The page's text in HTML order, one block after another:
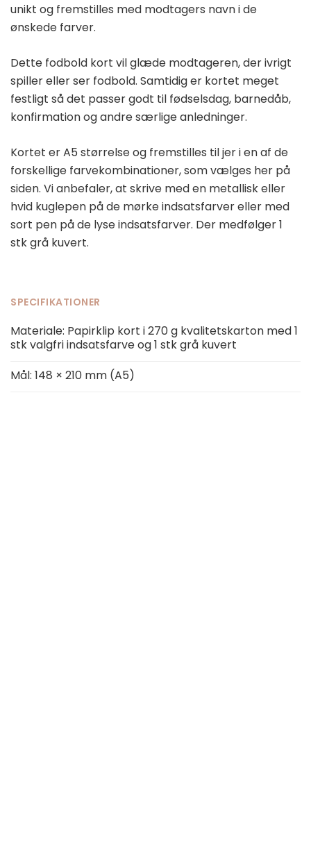
unikt og fremstilles med modtagers navn i de
ønskede farver.
Dette fodbold kort vil glæde modtageren, der ivrigt
spiller eller ser fodbold. Samtidig er kortet meget
festligt så det passer godt til fødselsdag, barnedåb,
konfirmation og andre særlige anledninger.
Kortet er A5 størrelse og fremstilles til jer i en af de
forskellige farvekombinationer, som vælges her på
siden. Vi anbefaler, at skrive med en metallisk eller
hvid kuglepen på de mørke indsatsfarver eller med
sort pen på de lyse indsatsfarver. Der medfølger 1
stk grå kuvert.
SPECIFIKATIONER
Materiale: Papirklip kort i 270 g kvalitetskarton med 1
stk valgfri indsatsfarve og 1 stk grå kuvert
Mål: 148 × 210 mm (A5)